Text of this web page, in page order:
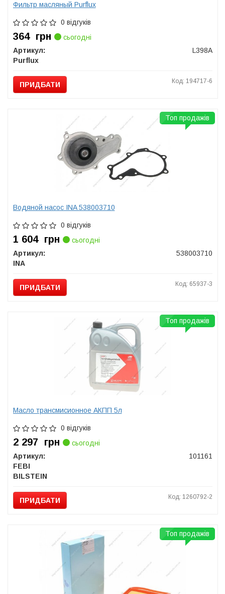
Фильтр масляный Purflux
0 відгуків
364 грн
сьогодні
Артикул:
L398A
Purflux
ПРИДБАТИ Код: 194717-6
Водяной насос INA 538003710
0 відгуків
1 604 грн
сьогодні
Артикул:
538003710
INA
ПРИДБАТИ Код: 65937-3
Топ продажів
Масло трансмисионное АКПП 5л
0 відгуків
2 297 грн
сьогодні
Артикул:
101161
FEBI
BILSTEIN
ПРИДБАТИ Код: 1260792-2
Топ продажів
Топ продажів